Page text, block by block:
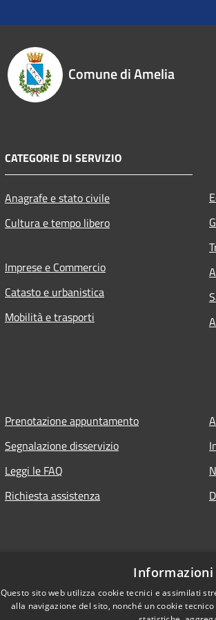
Comune di Amelia
CATEGORIE DI SERVIZIO
Anagrafe e stato civile
Cultura e tempo libero
Imprese e Commercio
Catasto e urbanistica
Mobilità e trasporti
Prenotazione appuntamento
Segnalazione disservizio
Leggi le FAQ
Richiesta assistenza
Informazioni
Questo sito web utilizza cookie tecnici e assimilati
alla navigazione del sito, nonché un cookie